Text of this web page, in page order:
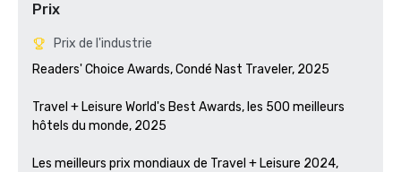
Prix
Prix de l'industrie
Readers' Choice Awards, Condé Nast Traveler, 2025
Travel + Leisure World's Best Awards, les 500 meilleurs
hôtels du monde, 2025
Les meilleurs prix mondiaux de Travel + Leisure 2024,